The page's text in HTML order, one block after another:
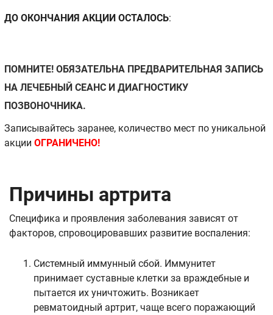
ДО ОКОНЧАНИЯ АКЦИИ ОСТАЛОСЬ:
ПОМНИТЕ! ОБЯЗАТЕЛЬНА ПРЕДВАРИТЕЛЬНАЯ ЗАПИСЬ
НА ЛЕЧЕБНЫЙ СЕАНС И ДИАГНОСТИКУ
ПОЗВОНОЧНИКА.
Записывайтесь заранее, количество мест по уникальной
акции ОГРАНИЧЕНО!
Причины артрита
Специфика и проявления заболевания зависят от
факторов, спровоцировавших развитие воспаления:
Системный иммунный сбой. Иммунитет
принимает суставные клетки за враждебные и
пытается их уничтожить. Возникает
ревматоидный артрит, чаще всего поражающий